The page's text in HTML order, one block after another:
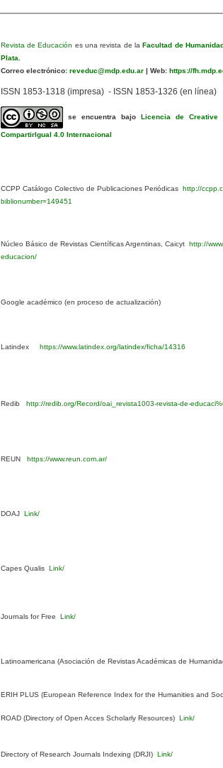
Revista de Educación es una revista de la Facultad de
Plata.
Correo electrónico:reveduc@mdp.edu.ar| Web:https://
ISSN 1853-1318 (impresa) - ISSN 1853-1326 (en línea)
se encuentra bajoLicencia de Creative
CompartirIgual 4.0 Internacional
CCPP Catálogo Colectivo de Publicaciones Periódicas
http://
biblionumber=149451
Núcleo Básico de Revistas Científicas Argentinas, Caicyt
http://
educacion/
Google académico (en proceso de actualización)
Latindex https://www.latindex.org/latindex/ficha/14316
Redib http://redib.org/Record/oai_revista1003-revista-de-
REUN https://www.reun.com.ar/
DOAJ Link/
Capes Qualis Link/
Journals for Free Link/
Latinoamericana (Asociación de Revistas Académicas de
ERIH PLUS (European Reference Index for the Humanities and
ROAD (Directory of Open Acces Scholarly Resources) Link/
Directory of Research Journals Indexing (DRJI) Link/